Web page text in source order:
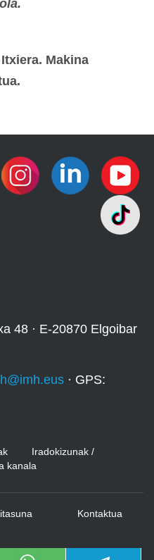
Makina
48 · E-20870 Elgoibar
· GPS:
Iradokizunak /
kanala
Kontaktua